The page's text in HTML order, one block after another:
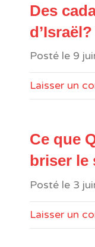
Des
d’Israël?
Posté le 9
Laisser un
Ce que
briser le
Posté le 3
Laisser un